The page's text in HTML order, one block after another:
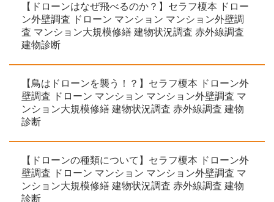
【ドローンはなぜ飛べるのか？】セラフ榎本 ドロー
ン外壁調査 ドローン マンション マンション外壁調
査 マンション大規模修繕 建物状況調査 赤外線調査
建物診断
【鳥はドローンを襲う！？】セラフ榎本 ドローン外
壁調査 ドローン マンション マンション外壁調査 マ
ンション大規模修繕 建物状況調査 赤外線調査 建物
診断
【ドローンの種類について】セラフ榎本 ドローン外
壁調査 ドローン マンション マンション外壁調査 マ
ンション大規模修繕 建物状況調査 赤外線調査 建物
診断